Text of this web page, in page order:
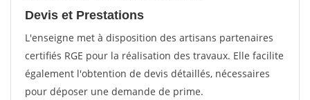
Devis et Prestations
L'enseigne met à disposition des artisans partenaires
certifiés RGE pour la réalisation des travaux. Elle facilite
également l'obtention de devis détaillés, nécessaires
pour déposer une demande de prime.